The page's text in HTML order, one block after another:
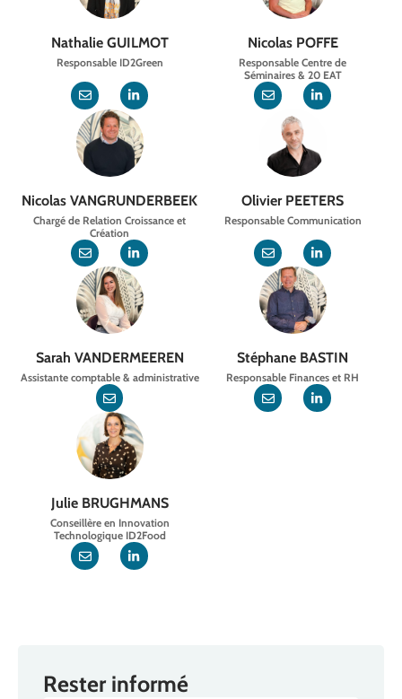
Nathalie GUILMOT
Responsable ID2Green
Nicolas POFFE
Responsable Centre de
Séminaires & 20 EAT
Nicolas VANGRUNDERBEEK
Chargé de Relation Croissance et
Création
Olivier PEETERS
Responsable Communication
Sarah VANDERMEEREN
Assistante comptable & administrative
Stéphane BASTIN
Responsable Finances et RH
Julie BRUGHMANS
Conseillère en Innovation
Technologique ID2Food
Rester informé